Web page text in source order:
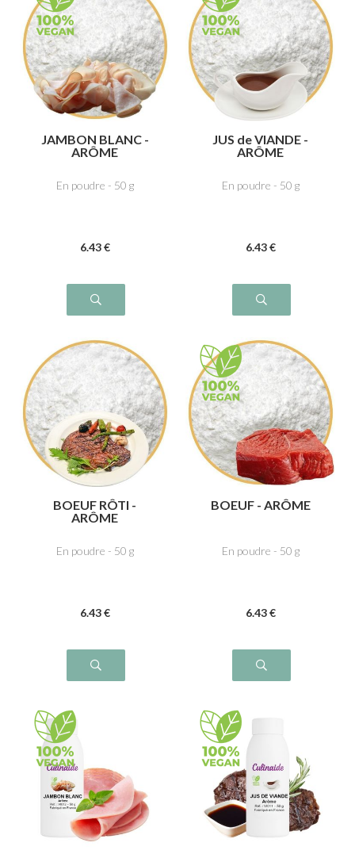
JAMBON BLANC -
ARÔME
En poudre - 50 g
6.43 €
JUS de VIANDE -
ARÔME
En poudre - 50 g
6.43 €
BOEUF RÔTI -
ARÔME
En poudre - 50 g
6.43 €
BOEUF - ARÔME
En poudre - 50 g
6.43 €